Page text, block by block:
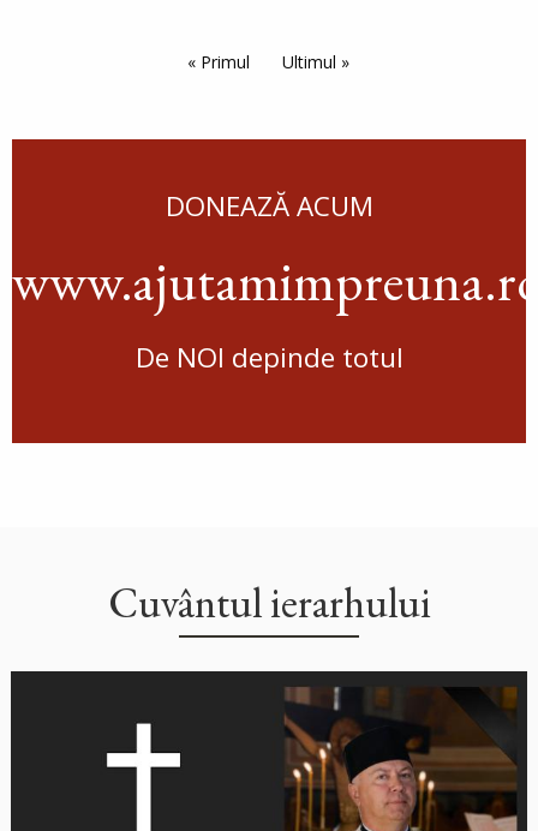
Prima pagină
« Primul Ultima pagină
Ultimul »
DONEAZĂ ACUM
De NOI depinde totul
Cuvântul ierarhului